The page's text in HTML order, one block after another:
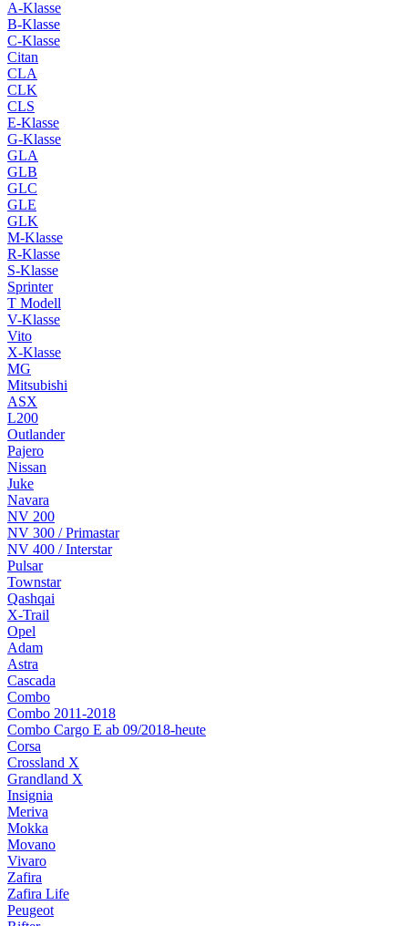
A-Klasse
B-Klasse
C-Klasse
Citan
CLA
CLK
CLS
E-Klasse
G-Klasse
GLA
GLB
GLC
GLE
GLK
M-Klasse
R-Klasse
S-Klasse
Sprinter
T Modell
V-Klasse
Vito
X-Klasse
MG
Mitsubishi
ASX
L200
Outlander
Pajero
Nissan
Juke
Navara
NV 200
NV 300 / Primastar
NV 400 / Interstar
Pulsar
Townstar
Qashqai
X-Trail
Opel
Adam
Astra
Cascada
Combo
Combo 2011-2018
Combo Cargo E ab 09/2018-heute
Corsa
Crossland X
Grandland X
Insignia
Meriva
Mokka
Movano
Vivaro
Zafira
Zafira Life
Peugeot